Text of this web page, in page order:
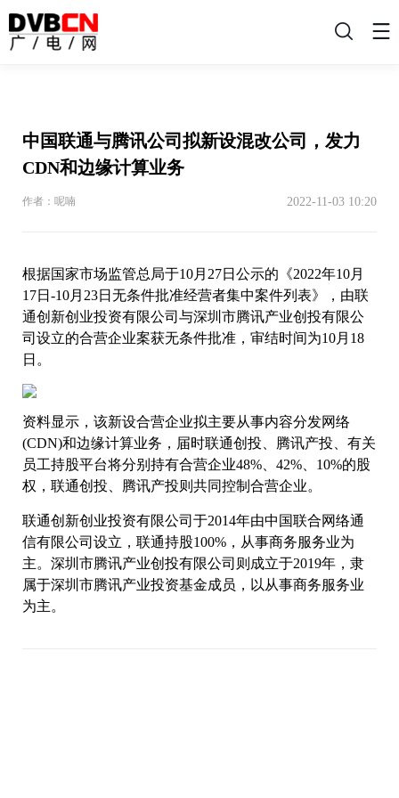
搜
中国联通与腾讯公司拟新设混改公司，发力
CDN和边缘计算业务
作者：呢喃 2022-11-03 10:20
根据国家市场监管总局于10月27日公示的《2022年10月
17日-10月23日无条件批准经营者集中案件列表》，由联
通创新创业投资有限公司与深圳市腾讯产业创投有限公
司设立的合营企业案获无条件批准，审结时间为10月18
日。
资料显示，该新设合营企业拟主要从事内容分发网络
(CDN)和边缘计算业务，届时联通创投、腾讯产投、有关
员工持股平台将分别持有合营企业48%、42%、10%的股
权，联通创投、腾讯产投则共同控制合营企业。
联通创新创业投资有限公司于2014年由中国联合网络通
信有限公司设立，联通持股100%，从事商务服务业为
主。深圳市腾讯产业创投有限公司则成立于2019年，隶
属于深圳市腾讯产业投资基金成员，以从事商务服务业
为主。